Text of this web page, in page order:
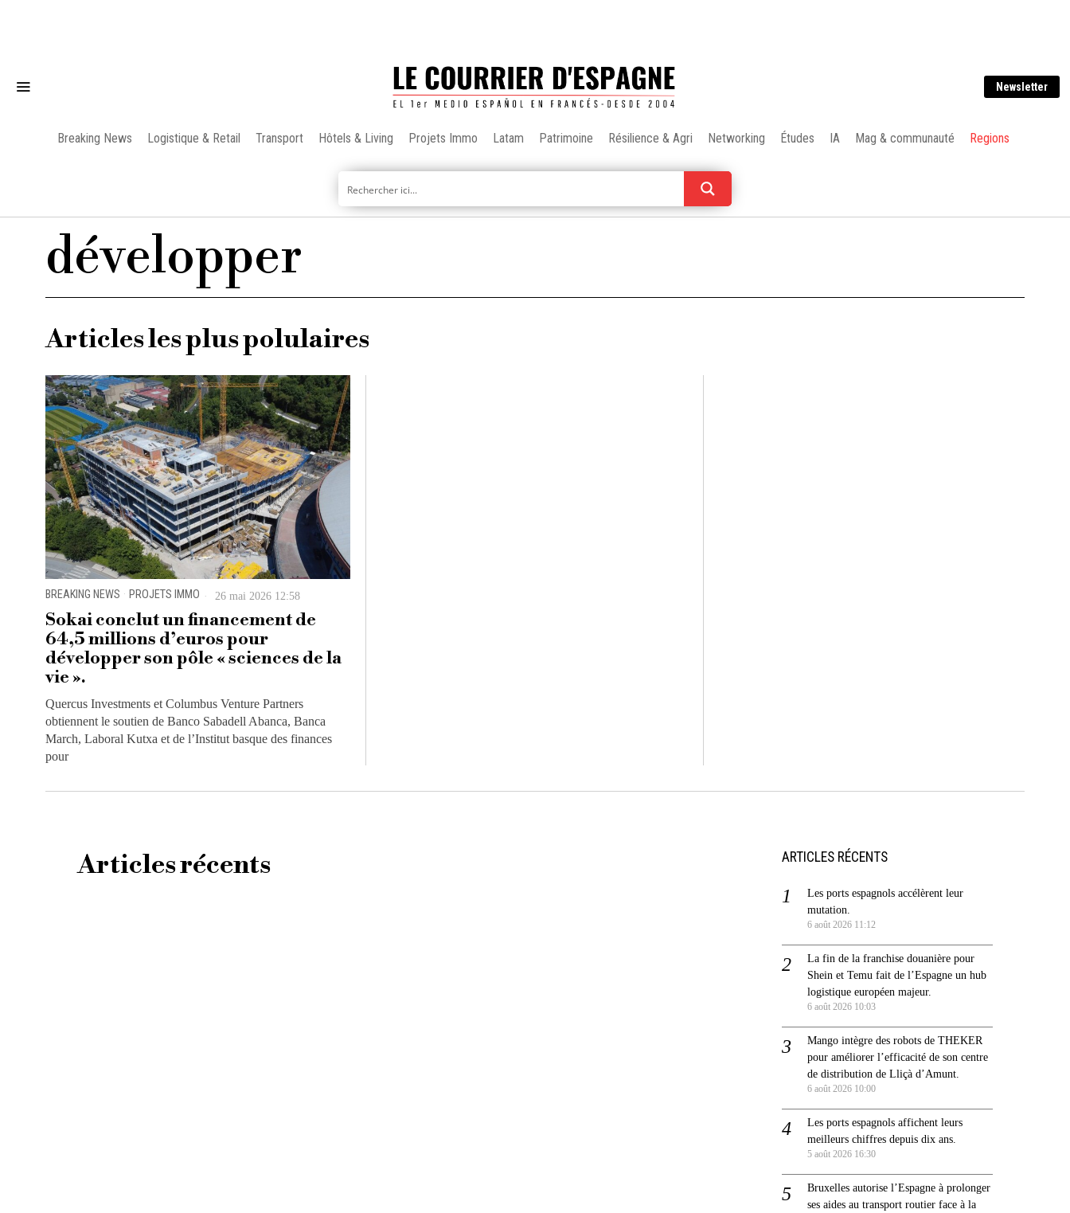
Newsletter
Breaking News Logistique & Retail Transport Hôtels & Living Projets Immo Latam Patrimoine Résilience & Agri Networking Études IA Mag & communauté Regions
développer
Articles les plus polulaires
BREAKING NEWS · PROJETS IMMO 26 mai 2026 12:58
Sokai conclut un financement de
64,5 millions d’euros pour
développer son pôle « sciences de la
vie ».
Quercus Investments et Columbus Venture Partners
obtiennent le soutien de Banco Sabadell Abanca, Banca
March, Laboral Kutxa et de l’Institut basque des finances
pour
Articles récents ARTICLES RÉCENTS
Les ports espagnols accélèrent leur
mutation.
6 août 2026 11:12
La fin de la franchise douanière pour
Shein et Temu fait de l’Espagne un hub
logistique européen majeur.
6 août 2026 10:03
Mango intègre des robots de THEKER
pour améliorer l’efficacité de son centre
de distribution de Lliçà d’Amunt.
6 août 2026 10:00
Les ports espagnols affichent leurs
meilleurs chiffres depuis dix ans.
5 août 2026 16:30
Bruxelles autorise l’Espagne à prolonger
ses aides au transport routier face à la